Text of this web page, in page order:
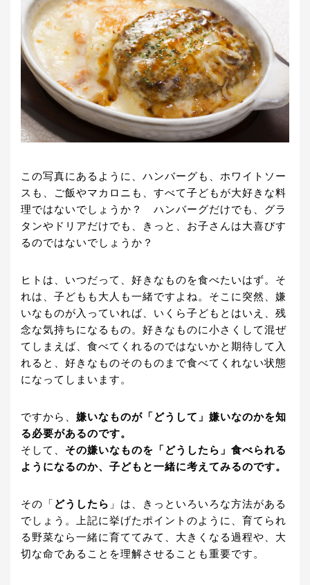
この写真にあるように、ハンバーグも、ホワイトソー
スも、ご飯やマカロニも、すべて子どもが大好きな料
理ではないでしょうか？ ハンバーグだけでも、グラ
タンやドリアだけでも、きっと、お子さんは大喜びす
るのではないでしょうか？
ヒトは、いつだって、好きなものを食べたいはず。そ
れは、子どもも大人も一緒ですよね。そこに突然、嫌
いなものが入っていれば、いくら子どもとはいえ、残
念な気持ちになるもの。好きなものに小さくして混ぜ
てしまえば、食べてくれるのではないかと期待して入
れると、好きなものそのものまで食べてくれない状態
になってしまいます。
ですから、 嫌いなものが「どうして」嫌いなのかを知
る必要があるのです。
そして、 その嫌いなものを「どうしたら」食べられる
ようになるのか、子どもと一緒に考えてみるのです。
その「 どうしたら 」は、きっといろいろな方法がある
でしょう。上記に挙げたポイントのように、育てられ
る野菜なら一緒に育ててみて、大きくなる過程や、大
切な命であることを理解させることも重要です。